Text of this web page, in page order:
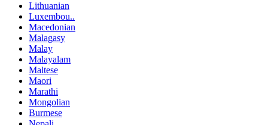
Lithuanian
Luxembou..
Macedonian
Malagasy
Malay
Malayalam
Maltese
Maori
Marathi
Mongolian
Burmese